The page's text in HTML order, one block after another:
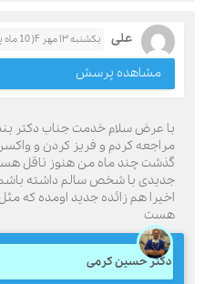
علی یکشنبه ۱۳ مهر ۴( 10 ماه پیش)
مشاهده پرسش
با عرض سلام خدمت جناب دکتر
مراجعه کردم و فریز کردن و
گذشت چند ماه من هنوز ناقل
جدیدی با شخص سالم داشته باشم
اخیرا هم زائده جدید اومده که
هست
دکتر حسین کرمی